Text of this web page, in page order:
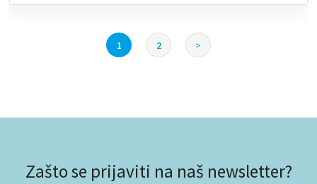
1 2 >
Zašto se prijaviti na naš newsletter?